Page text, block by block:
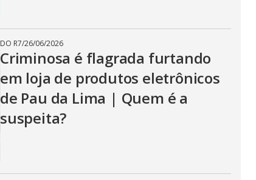
DO R7/26/06/2026
Criminosa é flagrada furtando
em loja de produtos eletrônicos
de Pau da Lima | Quem é a
suspeita?